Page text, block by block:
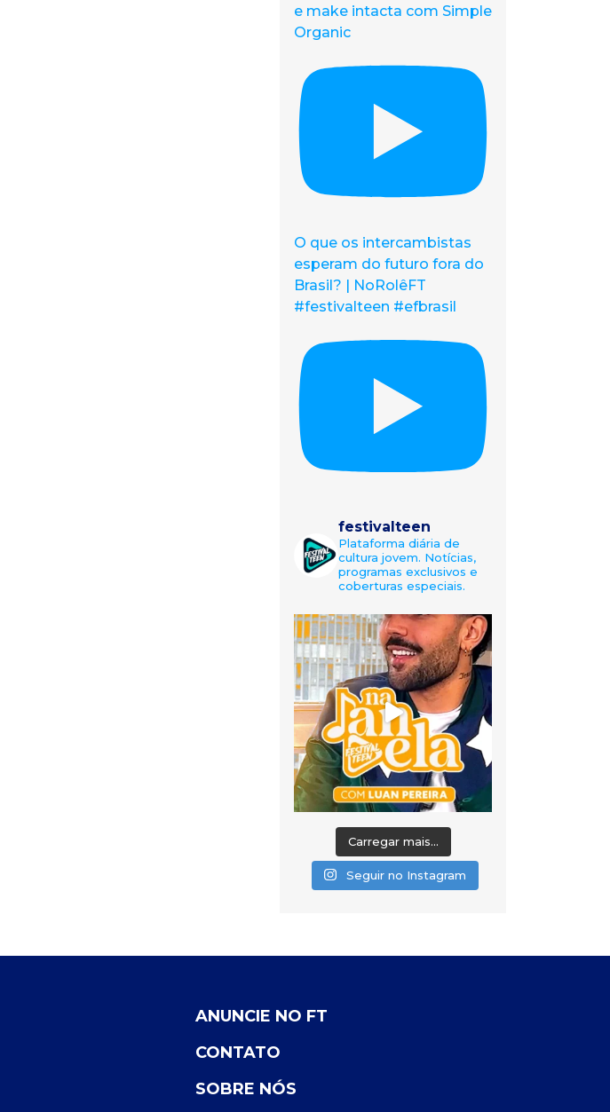
e make intacta com Simple
Organic
O que os intercambistas
esperam do futuro fora do
Brasil? | NoRolêFT
#festivalteen #efbrasil
festivalteen
Plataforma diária de
cultura jovem. Notícias,
programas exclusivos e
coberturas especiais.
Carregar mais...
Seguir no Instagram
ANUNCIE NO FT
CONTATO
SOBRE NÓS